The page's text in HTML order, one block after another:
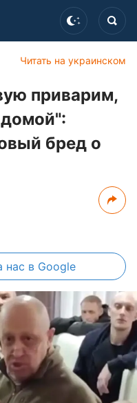
Читать на украинском
приварим,
домой":
бред о
нас в Google